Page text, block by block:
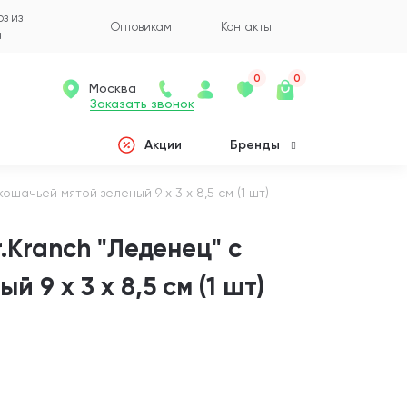
из
Оптовикам Контакты
Заказать звонок
Москва
0 0
Акции Бренды
мятой зеленый 9 х 3 х 8,5 см (1 шт)
"Леденец" с
9 х 3 х 8,5 см (1 шт)